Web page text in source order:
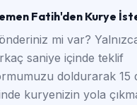
Fatih'den Kurye
mi var?
saniye içinde teklif
doldurarak 15
kuryenizin yola